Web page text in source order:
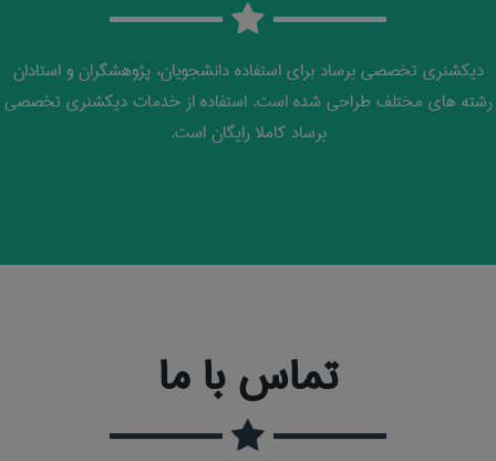
دیکشنری تخصصی برساد برای استفاده دانشجویان، پژوهشگران و استادان
رشته های مختلف طراحی شده است. استفاده از خدمات دیکشنری تخصصی
برساد کاملا رایگان است.
تماس با ما